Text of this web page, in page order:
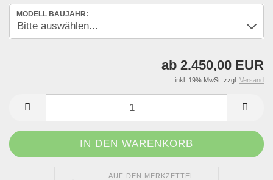
MODELL BAUJAHR:
ab 2.450,00 EUR
inkl. 19% MwSt. zzgl. Versand
AUF DEN MERKZETTEL